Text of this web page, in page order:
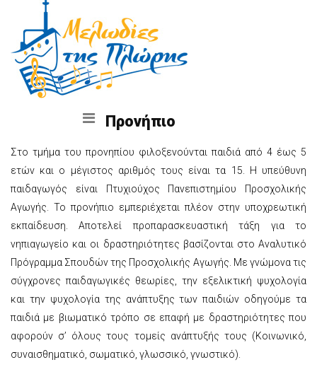
Προνήπιο
Στο τμήμα του προνηπίου φιλοξενούνται παιδιά από 4 έως 5
ετών και ο μέγιστος αριθμός τους είναι τα 15. Η υπεύθυνη
παιδαγωγός είναι Πτυχιούχος Πανεπιστημίου Προσχολικής
Αγωγής. Το προνήπιο εμπεριέχεται πλέον στην υποχρεωτική
εκπαίδευση. Αποτελεί προπαρασκευαστική τάξη για το
νηπιαγωγείο και οι δραστηριότητες βασίζονται στο Αναλυτικό
Πρόγραμμα Σπουδών της Προσχολικής Αγωγής. Με γνώμονα τις
σύγχρονες παιδαγωγικές θεωρίες, την εξελικτική ψυχολογία
και την ψυχολογία της ανάπτυξης των παιδιών οδηγούμε τα
παιδιά με βιωματικό τρόπο σε επαφή με δραστηριότητες που
αφορούν σ’ όλους τους τομείς ανάπτυξής τους (Κοινωνικό,
συναισθηματικό, σωματικό, γλωσσικό, γνωστικό).